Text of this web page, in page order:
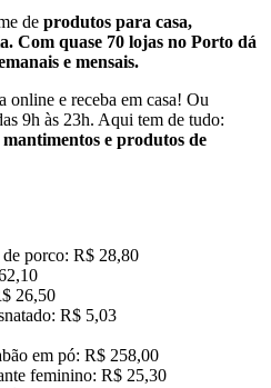
de produtos para casa,
Com quase 70 lojas no Porto dá
e mensais.
online e receba em casa! Ou
9h às 23h. Aqui tem de tudo:
e produtos de
de porco: R$ 28,80
26,50
R$ 5,03
em pó: R$ 258,00
feminino: R$ 25,30